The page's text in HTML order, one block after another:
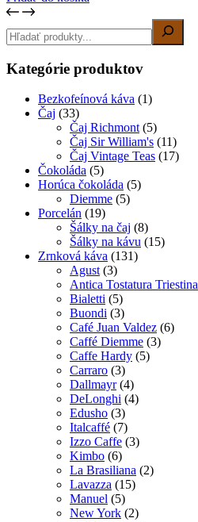
Kategórie produktov
Bezkofeínová káva (1)
Čaj (33)
Čaj Richmont (5)
Čaj Sir William's (11)
Čaj Vintage Teas (17)
Čokoláda (5)
Horúca čokoláda (5)
Diemme (5)
Porcelán (19)
Šálky na čaj (8)
Šálky na kávu (15)
Zrnková káva (131)
Agust (3)
Antica Tostatura Triestina
Bialetti (5)
Buondi (3)
Café Juan Valdez (6)
Caffé Diemme (3)
Caffe Hardy (5)
Carraro (3)
Dallmayr (4)
DeLonghi (4)
Edusho (3)
Italcaffé (7)
Izzo Caffe (3)
Kimbo (6)
La Brasiliana (2)
Lavazza (15)
Manuel (5)
New York (2)